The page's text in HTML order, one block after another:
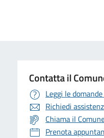
Contatta il
Leggi le
Richiedi
Chiama il
Prenota